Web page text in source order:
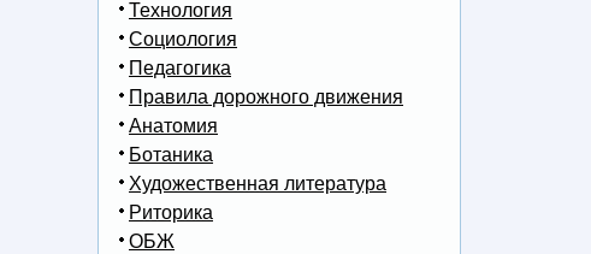
Технология
Социология
Педагогика
Правила дорожного движения
Анатомия
Ботаника
Художественная литература
Риторика
ОБЖ